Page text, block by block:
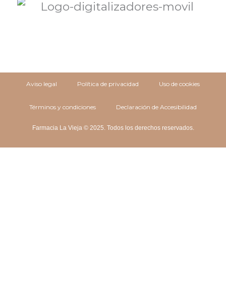
Aviso legal Política de privacidad Uso de cookies
Términos y condiciones Declaración de Accesibilidad
Farmacia La Vieja © 2025. Todos los derechos reservados.